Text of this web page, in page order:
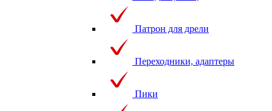
Патрон для дрели
Переходники, адаптеры
Пики